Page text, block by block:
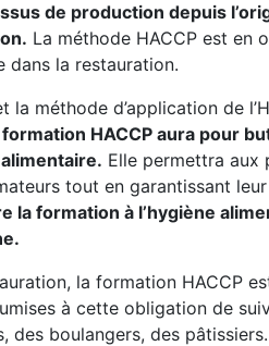
de production depuis
La méthode HACCP est en
dans la restauration.
méthode d’application de
formation HACCP aura pour
Elle permettra aux
tout en garantissant
la formation à l’hygiène
la formation HACCP
à cette obligation de
des boulangers, des